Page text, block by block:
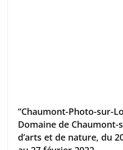
“Chaumont-Photo-sur-
Domaine de Chaumont-
d’arts et de nature, du